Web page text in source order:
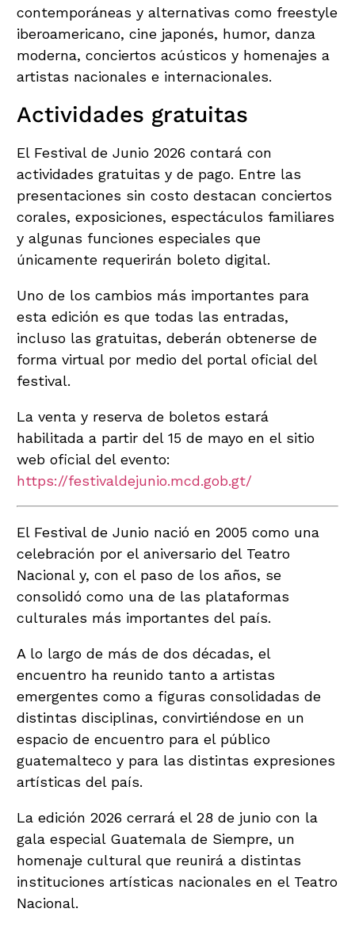
contemporáneas y alternativas como freestyle
iberoamericano, cine japonés, humor, danza
moderna, conciertos acústicos y homenajes a
artistas nacionales e internacionales.
Actividades gratuitas
El Festival de Junio 2026 contará con
actividades gratuitas y de pago. Entre las
presentaciones sin costo destacan conciertos
corales, exposiciones, espectáculos familiares
y algunas funciones especiales que
únicamente requerirán boleto digital.
Uno de los cambios más importantes para
esta edición es que todas las entradas,
incluso las gratuitas, deberán obtenerse de
forma virtual por medio del portal oficial del
festival.
La venta y reserva de boletos estará
habilitada a partir del 15 de mayo en el sitio
web oficial del evento:
https://festivaldejunio.mcd.gob.gt/
El Festival de Junio nació en 2005 como una
celebración por el aniversario del Teatro
Nacional y, con el paso de los años, se
consolidó como una de las plataformas
culturales más importantes del país.
A lo largo de más de dos décadas, el
encuentro ha reunido tanto a artistas
emergentes como a figuras consolidadas de
distintas disciplinas, convirtiéndose en un
espacio de encuentro para el público
guatemalteco y para las distintas expresiones
artísticas del país.
La edición 2026 cerrará el 28 de junio con la
gala especial Guatemala de Siempre, un
homenaje cultural que reunirá a distintas
instituciones artísticas nacionales en el Teatro
Nacional.